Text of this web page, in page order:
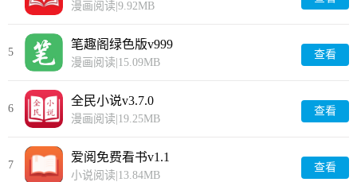
漫画阅读 9.92MB
5
笔趣阁绿色版v999
漫画阅读 15.09MB
查看
6
全民小说v3.7.0
漫画阅读 19.25MB
查看
7
爱阅免费看书v1.1
小说阅读 13.84MB
查看